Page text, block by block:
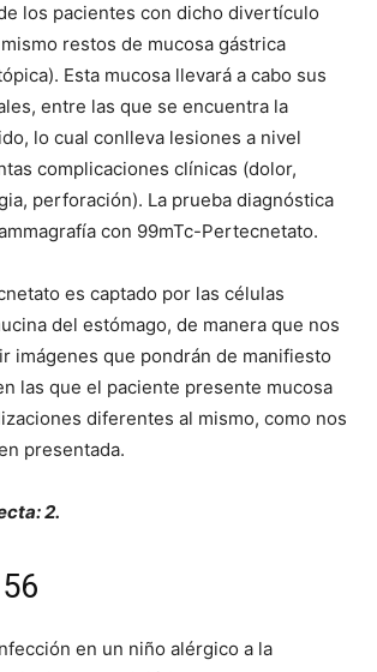
los pacientes con dicho divertículo
restos de mucosa gástrica
Esta mucosa llevará a cabo sus
entre las que se encuentra la
lo cual conlleva lesiones a nivel
complicaciones clínicas (dolor,
perforación). La prueba diagnóstica
con 99mTc-Pertecnetato.
es captado por las células
del estómago, de manera que nos
imágenes que pondrán de manifiesto
las que el paciente presente mucosa
diferentes al mismo, como nos
presentada.
2.
en un niño alérgico a la